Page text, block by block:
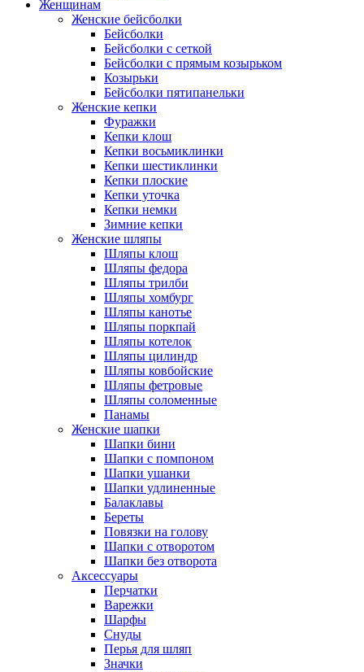
Женщинам
Женские бейсболки
Бейсболки
Бейсболки с сеткой
Бейсболки с прямым козырьком
Козырьки
Бейсболки пятипанельки
Женские кепки
Фуражки
Кепки клош
Кепки восьмиклинки
Кепки шестиклинки
Кепки плоские
Кепки уточка
Кепки немки
Зимние кепки
Женские шляпы
Шляпы клош
Шляпы федора
Шляпы трилби
Шляпы хомбург
Шляпы канотье
Шляпы поркпай
Шляпы котелок
Шляпы цилиндр
Шляпы ковбойские
Шляпы фетровые
Шляпы соломенные
Панамы
Женские шапки
Шапки бини
Шапки с помпоном
Шапки ушанки
Шапки удлиненные
Балаклавы
Береты
Повязки на голову
Шапки с отворотом
Шапки без отворота
Аксессуары
Перчатки
Варежки
Шарфы
Снуды
Перья для шляп
Значки